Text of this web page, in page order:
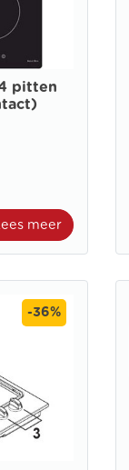
pitten
meer
-36%